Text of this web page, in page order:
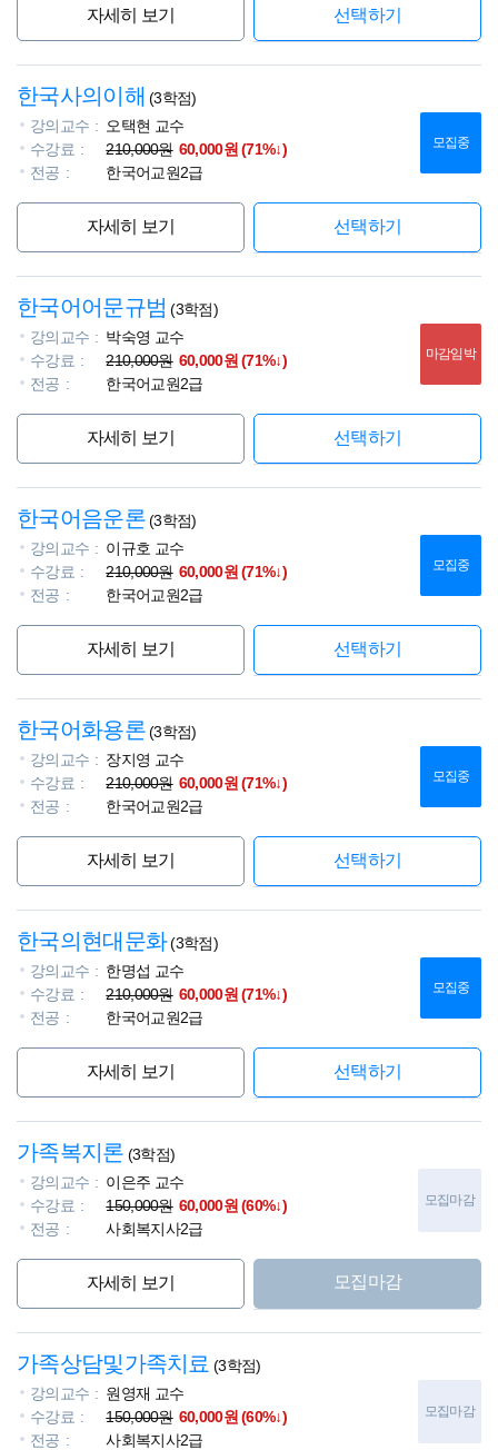
자세히 보기 선택하기
한국사의이해 (3학점)
강의교수
오택현 교수
수강료
210,000원 60,000원 (71%↓)
전공
한국어교원2급
모집중
자세히 보기 선택하기
한국어어문규범 (3학점)
강의교수
박숙영 교수
수강료
210,000원 60,000원 (71%↓)
전공
한국어교원2급
마감임박
자세히 보기 선택하기
한국어음운론(3학점)
강의교수
이규호 교수
수강료
210,000원 60,000원 (71%↓)
전공
한국어교원2급
모집중
자세히 보기 선택하기
한국어화용론(3학점)
강의교수
장지영 교수
수강료
210,000원 60,000원 (71%↓)
전공
한국어교원2급
모집중
자세히 보기 선택하기
한국의현대문화(3학점)
강의교수
한명섭 교수
수강료
210,000원 60,000원 (71%↓)
전공
한국어교원2급
모집중
자세히 보기 선택하기
가족복지론 (3학점)
강의교수
이은주 교수
수강료
150,000원 60,000원 (60%↓)
전공
사회복지사2급
모집마감
자세히 보기 모집마감
가족상담및가족치료 (3학점)
강의교수
원영재 교수
수강료
150,000원 60,000원 (60%↓)
전공
사회복지사2급
모집마감